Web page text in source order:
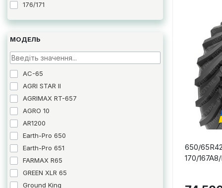
176/171
МОДЕЛЬ
AC-65
AGRI STAR II
AGRIMAX RT-657
AGRO 10
AR1200
Earth-Pro 650
Earth-Pro 651
FARMAX R65
GREEN XLR 65
Ground King
650/
170/